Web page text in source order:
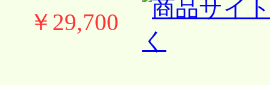
￥29,700